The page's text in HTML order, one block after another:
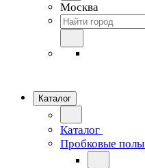
Москва
Каталог
Каталог
Пробковые полы